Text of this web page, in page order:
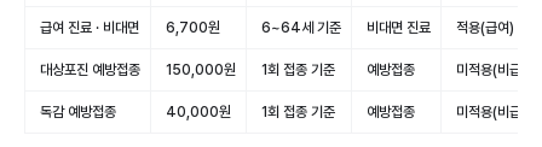
급여 진료 · 비대면 6,700원 6~64세 기준 비대면 진료 적용(급여)
대상포진 예방접종 150,000원 1회 접종 기준 예방접종 미적용(비급여)
독감 예방접종 40,000원 1회 접종 기준 예방접종 미적용(비급여)